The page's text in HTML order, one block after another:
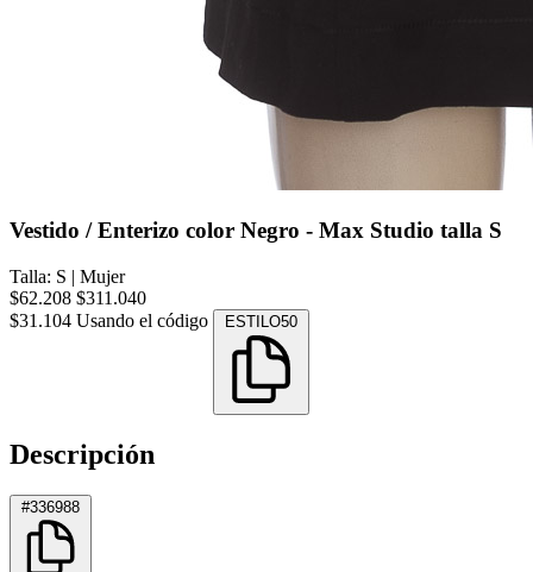
Vestido / Enterizo color Negro - Max Studio talla S
Talla: S | Mujer
$62.208 $311.040
$31.104 Usando el código ESTILO50
Descripción
#336988